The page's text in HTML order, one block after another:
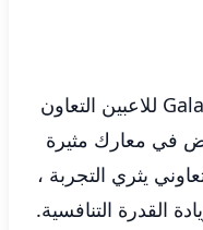
يتيح وضع Multiplayer في Galaxiga للاعبين التعاون
في معارك مثيرة
يثري التجربة ،
القدرة التنافسية.